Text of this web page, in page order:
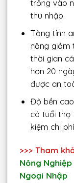
trồng vào
thu nhập.
Tăng tính
năng giảm
thời gian
hơn 20
được an
Độ bền
có tuổi thọ
kiệm chi
>>> Tham
Nông
Ngoại Nhập